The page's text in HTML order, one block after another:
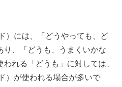
には、「どうやっても、ど
り、「どうも、うまくいかな
れる「どうも」に対しては、
が使われる場合が多いで